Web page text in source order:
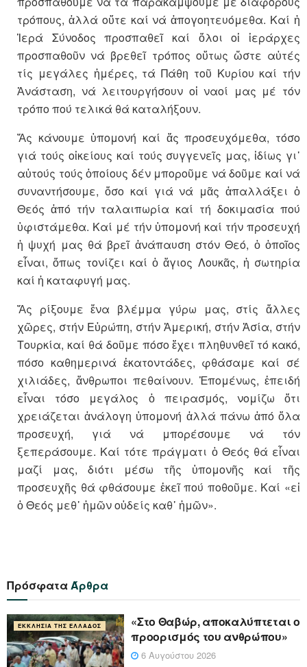
τρό­πους, ἀλλά οὔτε καί νά ἀπο­­γο­η­τευόμεθα. Καί ἡ
Ἱερά Σύνοδος προσπαθεῖ καί ὅλοι οἱ ἱεράρχες
προσπαθοῦν νά βρεθεῖ τρόπος οὕτως ὥστε αὐτές
τίς μεγάλες ἡμέρες, τά Πάθη τοῦ Κυρίου καί τήν
Ἀνάσταση, νά λειτουργήσουν οἱ ναοί μας μέ τόν
τρόπο πού τελικά θά καταλήξουν.
Ἄς κάνουμε ὑπο­­μονή καί ἄς προ­σευχόμεθα, τόσο
γιά τούς οἰκείους καί τούς συγ­γενεῖς μας, ἰδίως γι᾽
αὐτούς τούς ὁποίους δέν μποροῦ­με νά δοῦμε καί νά
συ­ναντήσουμε, ὅσο καί γιά νά μᾶς ἀπαλ­λάξει ὁ
Θεός ἀπό τήν ταλαιπωρία καί τή δο­κιμασία πού
ὑφιστάμεθα. Καί μέ τήν ὑπομονή καί τήν προσευχή
ἡ ψυχή μας θά βρεῖ ἀνάπαυση στόν Θεό, ὁ ὁποῖος
εἶναι, ὅπως τονίζει καί ὁ ἅγιος Λου­κᾶς, ἡ σωτηρία
καί ἡ καταφυγή μας.
Ἄς ρίξουμε ἕνα βλέμμα γύρω μας, στίς ἄλλες
χῶρες, στήν Εὐρώπη, στήν Ἀμερική, στήν Ἀσία, στήν
Τουρκία, καί θά δοῦμε πόσο ἔχει πληθυνθεῖ τό κακό,
πόσο καθημερινά ἑκατοντάδες, φθάσαμε καί σέ
χιλιάδες, ἄνθρωποι πεθαίνουν. Ἑπομένως, ἐπειδή
εἶναι τόσο μεγάλος ὁ πειρασμός, νομίζω ὅτι
χρειάζεται ἀνάλογη ὑπομονή ἀλλά πάνω ἀπό ὅλα
προσευχή, γιά νά μπορέσουμε νά τόν
ξεπεράσουμε. Καί τότε πράγματι ὁ Θεός θά εἶναι
μαζί μας, διότι μέσω τῆς ὑπομονῆς καί τῆς
προσευχῆς θά φθάσουμε ἐκεῖ πού ποθοῦμε. Καί «εἰ
ὁ Θεός μεθ᾽ ἡμῶν οὐδείς καθ᾽ ἡμῶν».
ΠρόσφαταΆρθρα
ΕΚΚΛΗΣΊΑ ΤΗΣ ΕΛΛΆΔΟΣ
«Στο Θαβώρ, αποκαλύπτεται ο
προορισμός του ανθρώπου»
6 Αυγούστου 2026